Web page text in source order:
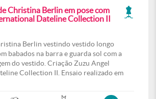
Christina Berlin em pose com
Dateline Collection II
Berlin vestindo vestido longo
babados na barra e guarda sol com a
do vestido. Criação Zuzu Angel
Collection II. Ensaio realizado em